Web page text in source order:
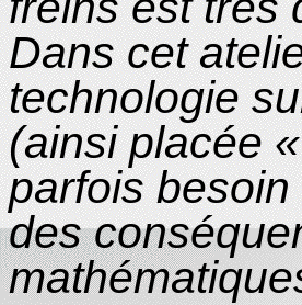
Dans cet
technologie
(ainsi placée
parfois
des